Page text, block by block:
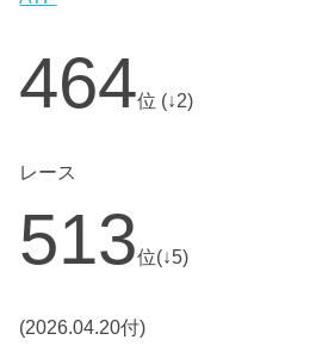
464位 (↓2)
レース
513位(↓5)
(2026.04.20付)